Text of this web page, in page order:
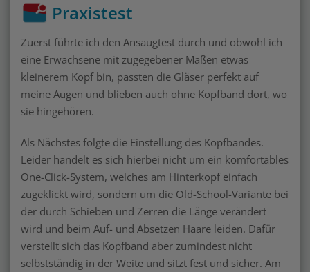
Praxistest
Zuerst führte ich den Ansaugtest durch und obwohl ich
eine Erwachsene mit zugegebener Maßen etwas
kleinerem Kopf bin, passten die Gläser perfekt auf
meine Augen und blieben auch ohne Kopfband dort, wo
sie hingehören.
Als Nächstes folgte die Einstellung des Kopfbandes.
Leider handelt es sich hierbei nicht um ein komfortables
One-Click-System, welches am Hinterkopf einfach
zugeklickt wird, sondern um die Old-School-Variante bei
der durch Schieben und Zerren die Länge verändert
wird und beim Auf- und Absetzen Haare leiden. Dafür
verstellt sich das Kopfband aber zumindest nicht
selbstständig in der Weite und sitzt fest und sicher. Am